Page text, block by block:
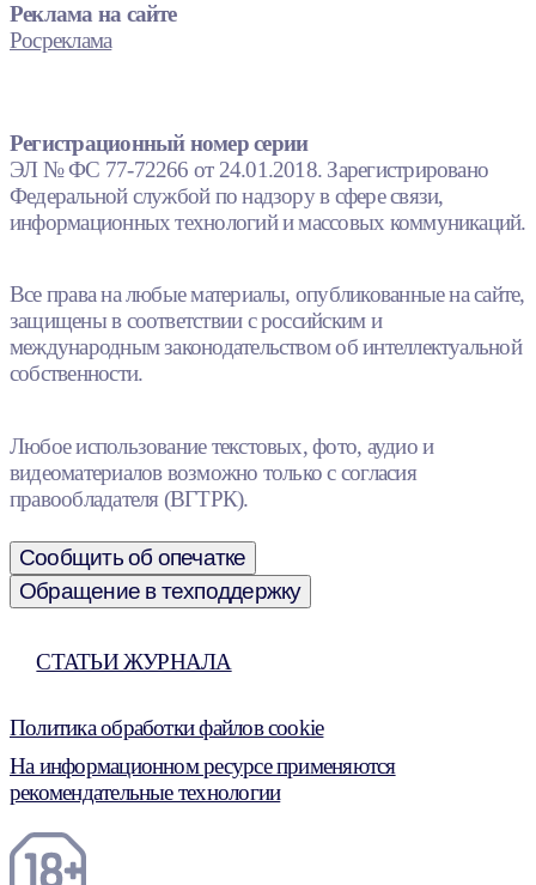
Реклама на сайте
Росреклама
Регистрационный номер серии
ЭЛ № ФС 77-72266 от 24.01.2018. Зарегистрировано
Федеральной службой по надзору в сфере связи,
информационных технологий и массовых коммуникаций.
Все права на любые материалы, опубликованные на сайте,
защищены в соответствии с российским и
международным законодательством об интеллектуальной
собственности.
Любое использование текстовых, фото, аудио и
видеоматериалов возможно только с согласия
правообладателя (ВГТРК).
Сообщить об опечатке
Обращение в техподдержку
СТАТЬИ ЖУРНАЛА
Политика обработки файлов cookie
На информационном ресурсе применяются
рекомендательные технологии